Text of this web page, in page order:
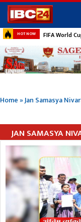
HOT NOW FIFA World
Home»Jan Samasya
JAN SAMASYA